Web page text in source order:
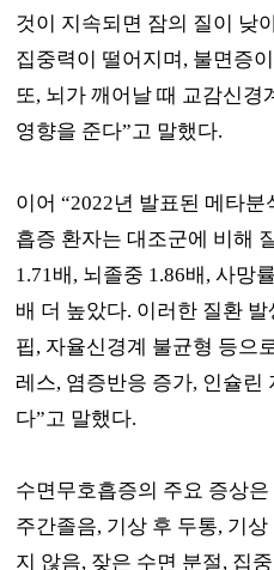
것이 지속되면 잠의 질이 낮
집중력이 떨어지며 , 불면증
또, 뇌가 깨어날 때 교감신경
영향을 준다”고 말했다.
이어“2022년 발표된 메타분
흡증 환자는 대조군에 비해
1.71배, 뇌졸중 1.86배,사망률
배 더 높았다. 이러한 질환
핍, 자율신경계 불균형 등으
레스, 염증반응 증가, 인슐린
다”고 말했다.
수면무호흡증의 주요 증상
주간졸음, 기상 후 두통, 기상
지 않음, 잦은 수면 분절, 집